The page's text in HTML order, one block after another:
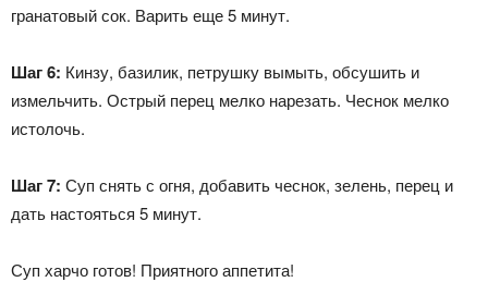
гранатовый сок. Варить еще 5 минут.
Шаг 6: Кинзу, базилик, петрушку вымыть, обсушить и
измельчить. Острый перец мелко нарезать. Чеснок мелко
истолочь.
Шаг 7: Суп снять с огня, добавить чеснок, зелень, перец и
дать настояться 5 минут.
Суп харчо готов! Приятного аппетита!